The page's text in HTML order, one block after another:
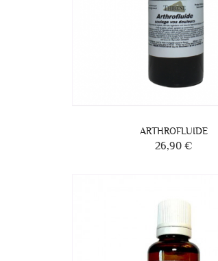
ARTHROFLUIDE
Prix
26,90 €